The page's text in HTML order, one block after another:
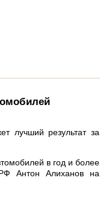
лучший результат за
в год и более
Антон Алиханов на